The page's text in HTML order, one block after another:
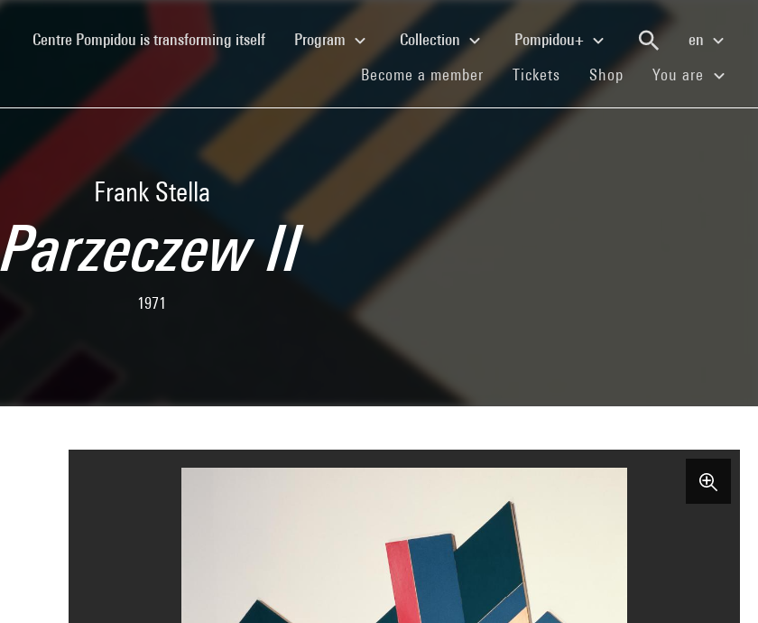
Centre Pompidou is transforming itself(current)Program Collection Pompidou+
en
Become a member (current)
Tickets (current)
Shop (current)You are
Frank Stella
Parzeczew II
1971